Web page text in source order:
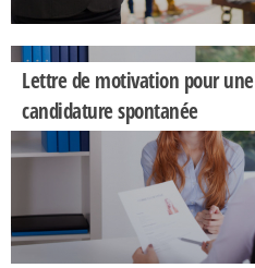
Lettre de motivation pour une
candidature spontanée